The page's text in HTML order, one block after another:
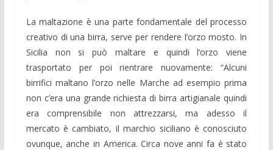
La maltazione è una parte fondamentale del processo
creativo di una birra, serve per rendere l’orzo mosto. In
Sicilia non si può maltare e quindi l’orzo viene
trasportato per poi rientrare nuovamente: “Alcuni
birrifici maltano l’orzo nelle Marche ad esempio prima
non c’era una grande richiesta di birra artigianale quindi
era comprensibile non attrezzarsi, ma adesso il
mercato è cambiato, il marchio siciliano è conosciuto
ovunque, anche in America. Circa nove anni fa è stato